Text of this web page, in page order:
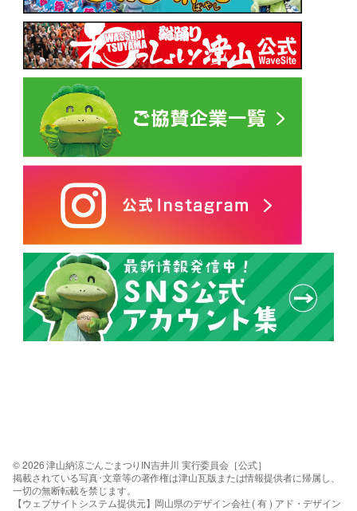
© 2026 津山納涼ごんごまつりIN吉井川 実行委員会［公式］
掲載されている写真･文章等の著作権は津山瓦版または情報提供者に帰属し、
一切の無断転載を禁じます。
【ウェブサイトシステム提供元】岡山県のデザイン会社 ( 有 ) アド・デザイン